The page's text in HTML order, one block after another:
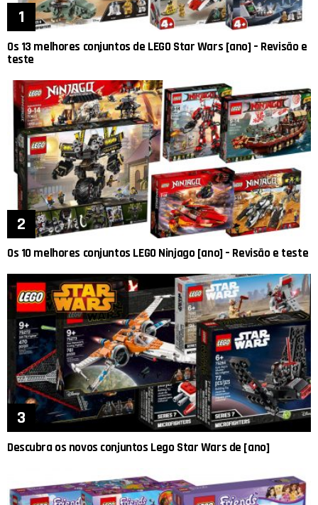
Os 13 melhores conjuntos de LEGO Star Wars [ano] – Revisão e
teste
Os 10 melhores conjuntos LEGO Ninjago [ano] – Revisão e teste
Descubra os novos conjuntos Lego Star Wars de [ano]